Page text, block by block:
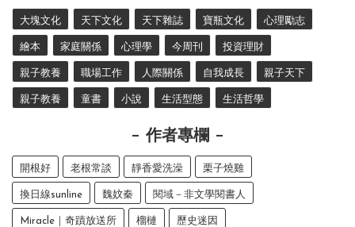
大塊文化 天下文化 天下雜誌 寶瓶文化 心理勵志
繪本 家庭關係 心理學 今周刊 投資理財
親子教養 職場工作 人際關係 自我成長 親子天下
親子教養 童書 小說 生活型態 生活哲學
作者專欄
開根好 老根常談 靜香愛洗澡 栗子燒雞
換日線sunline 魏妏秦 閱域－非文學閱書人
Miracle｜奇蹟放送所 榴槤 歷史迷因